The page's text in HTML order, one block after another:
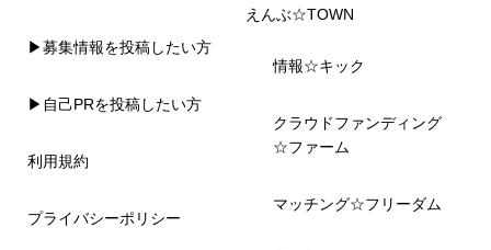
▶募集情報を投稿したい方
▶自己PRを投稿したい方
利用規約
プライバシーポリシー
えんぶ☆TOWN
情報☆キック
クラウドファンディング
☆ファーム
マッチング☆フリーダム